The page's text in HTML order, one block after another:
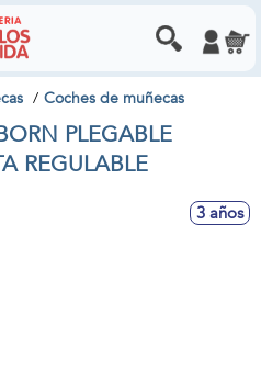
Coches de muñecas
PLEGABLE
REGULABLE
3 años